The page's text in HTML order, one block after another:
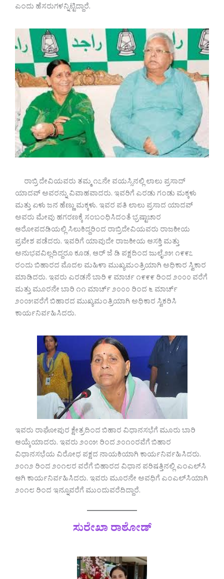
ಎಂದು ಹೆಸರುಗಳನ್ನಿಟ್ಟಿದ್ದಾರೆ.
ರಾಬ್ರಿ ದೇವಿಯವರು ತಮ್ಮ ೧೭ನೇ ವಯಸ್ಸಿನಲ್ಲಿ ಲಾಲು ಪ್ರಸಾದ್
ಯಾದವ್ ಅವರನ್ನು ವಿವಾಹವಾದರು. ಇವರಿಗೆ ಎರಡು ಗಂಡು ಮಕ್ಕಳು
ಮತ್ತು ಏಳು ಜನ ಹೆಣ್ಣು ಮಕ್ಕಳು. ಇವರ ಪತಿ ಲಾಲು ಪ್ರಸಾದ ಯಾದವ್
ಅವರು ಮೇವು ಹಗರಣಕ್ಕೆ ಸಂಬಂಧಿಸಿದಂತೆ ಭ್ರಷ್ಟಾಚಾರ
ಆರೋಪದಡಿಯಲ್ಲಿ ಸಿಲುಕಿದ್ದರಿಂದ ರಾಬ್ರಿದೇವಿಯವರು ರಾಜಕೀಯ
ಪ್ರವೇಶ ಪಡೆದರು. ಇವರಿಗೆ ಯಾವುದೇ ರಾಜಕೀಯ ಆಸಕ್ತಿ ಮತ್ತು
ಅನುಭವವಿಲ್ಲದಿದ್ದರೂ ಕೂಡ, ಆರ್ ಜೆ ಡಿ ಪಕ್ಷದಿಂದ ಜುಲೈ ೨೫ ೧೯೯೭
ರಂದು ಬಿಹಾರದ ಮೊದಲ ಮಹಿಳಾ ಮುಖ್ಯಮಂತ್ರಿಯಾಗಿ ಅಧಿಕಾರ ಸ್ವಿಕಾರ
ಮಾಡಿದರು. ಇವರು ಎರಡನೆ ಬಾರಿ ೯ ಮಾರ್ಚ ೧೯೯೯ ರಿಂದ ೨೦೦೦ ವರೆಗೆ
ಮತ್ತು ಮೂರನೇ ಬಾರಿ ೧೧ ಮಾರ್ಚ್ ೨೦೦೦ ರಿಂದ ೬ ಮಾರ್ಚ್
೨೦೦೫ವರೆಗೆ ಬಿಹಾರದ ಮುಖ್ಯಮಂತ್ರಿಯಾಗಿ ಅಧಿಕಾರ ಸ್ವಿಕರಿಸಿ
ಕಾರ್ಯನಿರ್ವಹಿಸಿದರು.
ಇವರು ರಾಘೋಪುರ ಕ್ಷೇತ್ರದಿಂದ ಬಿಹಾರ ವಿಧಾನಸಭೆಗೆ ಮೂರು ಬಾರಿ
ಆಯ್ಕೆಯಾದರು. ಇವರು ೨೦೦೫ ರಿಂದ ೨೦೧೦ರವೆಗೆ ಬಿಹಾರ
ವಿಧಾನಸಭೆಯ ವಿರೋಧ ಪಕ್ಷದ ನಾಯಕಿಯಾಗಿ ಕಾರ್ಯನಿರ್ವಹಿಸಿದರು.
೨೦೧೨ ರಿಂದ ೨೦೧೮ರ ವರೆಗೆ ಬಿಹಾರದ ವಿಧಾನ ಪರಿಷತ್ತಿನಲ್ಲಿ ಎಂಎಲ್‌ಸಿ
ಆಗಿ ಕಾರ್ಯನಿರ್ವಹಿಸಿದರು. ಇವರು ಮೂರನೇ ಅವಧಿಗೆ ಎಂಎಲ್‌ಸಿಯಾಗಿ
೨೦೧೮ ರಿಂದ ಇನ್ನೂವರೆಗೆ ಮುಂದುವರೆದಿದ್ದಾರೆ.
ಸುರೇಖಾ ರಾಠೋಡ್